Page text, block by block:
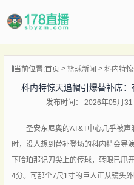
当前位置:首页 篮球新闻
科内特惊天追帽引爆替补席
发布时间： 2026年05月
圣安东尼奥的AT&T中心几乎被声
时，没人想到替补登场的科内特会导
下哈珀那记刀尖上的传球，转眼已甩
4分。可那个7尺1寸的巨人正从镜头